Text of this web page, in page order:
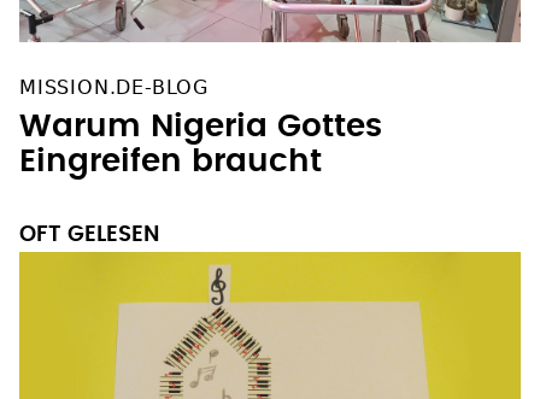
MISSION.DE-BLOG
Warum Nigeria Gottes
Eingreifen braucht
OFT GELESEN